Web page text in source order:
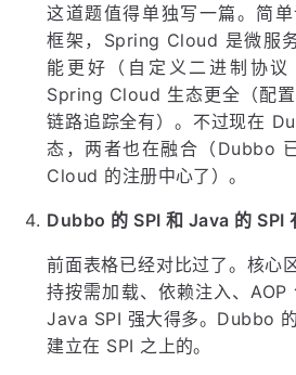
这道题值得单独写一篇。简
框架，Spring Cloud 是微服
能更好（自定义二进制协议
Spring Cloud 生态更全（配置
链路追踪全有）。不过现在
态，两者也在融合（Dubbo
Cloud 的注册中心了）。
Dubbo 的 SPI 和 Java 的 SPI
前面表格已经对比过了。核心
持按需加载、依赖注入、AOP
Java SPI 强大得多。Dubbo
建立在 SPI 之上的。